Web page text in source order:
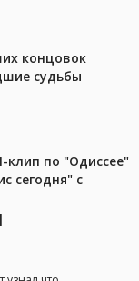
концовок
судьбы
по "Одиссее"
сегодня" с